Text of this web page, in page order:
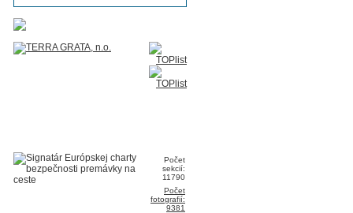
Počet
sekcií:
11790
Počet
fotografií:
9381